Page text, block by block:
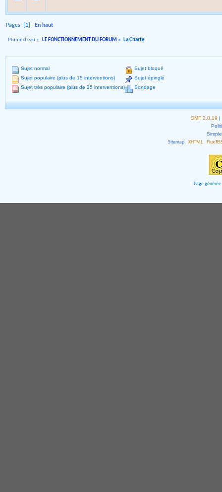
Pages: [ 1 En haut
Plume d'eau » LE FONCTIONNEMENT DU FORUM » La Charte
Sujet normal
Sujet populaire (plus de 15 interventions)
Sujet très populaire (plus de 25 interventions)
Sujet bloqué
Sujet épinglé
Sondage
SMF 2.0.19 |
Sitemap
XHTML Flux
Page